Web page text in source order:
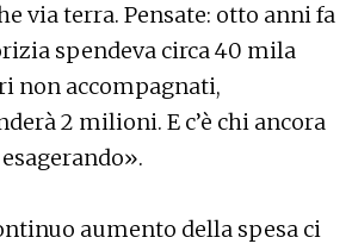
via terra. Pensate: otto anni fa
spendeva circa 40 mila
non accompagnati,
2 milioni. E c’è chi ancora
aumento della spesa ci